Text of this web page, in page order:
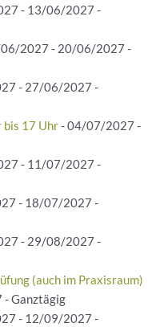
- 13/06/2027 -
2027 - 20/06/2027 -
- 27/06/2027 -
bis 17 Uhr- 04/07/2027 -
- 11/07/2027 -
- 18/07/2027 -
- 29/08/2027 -
(auch im Praxisraum)
Ganztägig
- 12/09/2027 -